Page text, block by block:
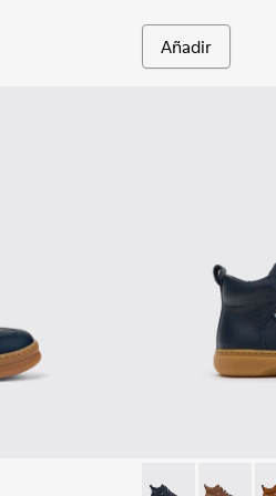
Añadir